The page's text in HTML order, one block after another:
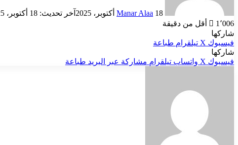
Manar Alaa 18 أكتوبر، 2025
آخر تحديث: 18 أكتوبر، 2025
1٬006
أقل من دقيقة
شاركها
فيسبوك ‫X تيلقرام طباعة
شاركها
فيسبوك ‫X واتساب تيلقرام مشاركة عبر البريد طباعة